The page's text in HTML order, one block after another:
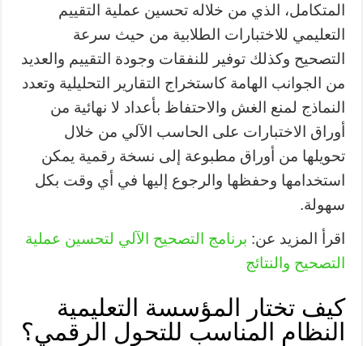
المتكامل، الذي من خلاله تحسين عملية التقييم
التعليمي للاختبارات الطلابية من حيث سرعة
التصحيح وكذلك توفير للنفقات وجودة التقييم والعديد
من الجوانب الهامة كاستخراج التقارير التحليلية وتعدد
النماذج لمنع الغش والاحتفاظ بأعداد لا نهائية من
أوراق الاختبارات على الحاسب الآلي من خلال
تحويلها من أوراق مطبوعة إلى نسخة رقمية يمكن
استخدامها وحفظها والرجوع إليها في أي وقت بكل
سهولة.
اقرأ المزيد عن: برنامج التصحيح الآلي لتحسين عملية
التصحيح والنتائج
كيف تختار المؤسسة التعليمية
النظام المناسب للتحول الرقمي؟